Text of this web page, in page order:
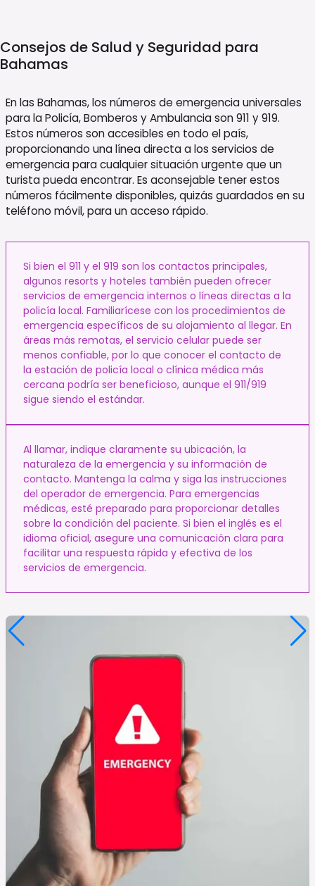
Consejos de Salud y Seguridad para
Bahamas
En las Bahamas, los números de emergencia universales
para la Policía, Bomberos y Ambulancia son 911 y 919.
Estos números son accesibles en todo el país,
proporcionando una línea directa a los servicios de
emergencia para cualquier situación urgente que un
turista pueda encontrar. Es aconsejable tener estos
números fácilmente disponibles, quizás guardados en su
teléfono móvil, para un acceso rápido.
Si bien el 911 y el 919 son los contactos principales,
algunos resorts y hoteles también pueden ofrecer
servicios de emergencia internos o líneas directas a la
policía local. Familiarícese con los procedimientos de
emergencia específicos de su alojamiento al llegar. En
áreas más remotas, el servicio celular puede ser
menos confiable, por lo que conocer el contacto de
la estación de policía local o clínica médica más
cercana podría ser beneficioso, aunque el 911/919
sigue siendo el estándar.
Al llamar, indique claramente su ubicación, la
naturaleza de la emergencia y su información de
contacto. Mantenga la calma y siga las instrucciones
del operador de emergencia. Para emergencias
médicas, esté preparado para proporcionar detalles
sobre la condición del paciente. Si bien el inglés es el
idioma oficial, asegure una comunicación clara para
facilitar una respuesta rápida y efectiva de los
servicios de emergencia.